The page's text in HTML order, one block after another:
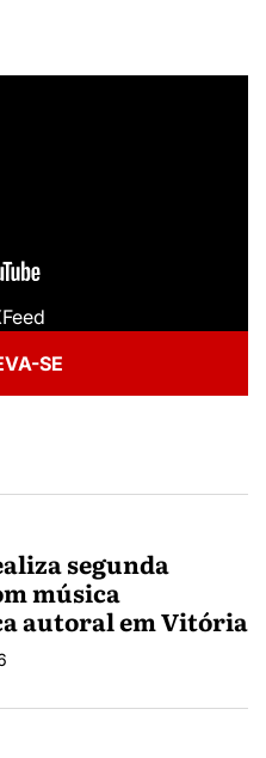
SE
segunda
música
autoral em Vitória